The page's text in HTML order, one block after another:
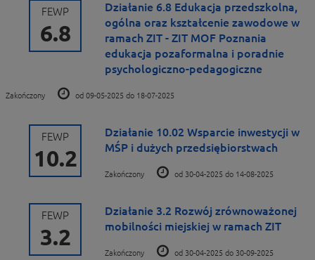
FEWP
6.8
Działanie 6.8 Edukacja przedszkolna,
ogólna oraz kształcenie zawodowe w
ramach ZIT - ZIT MOF Poznania
edukacja pozaformalna i poradnie
psychologiczno-pedagogiczne
Zakończony od 09-05-2025 do 18-07-2025
FEWP
10.2
Działanie 10.02 Wsparcie inwestycji w
MŚP i dużych przedsiębiorstwach
Zakończony od 30-04-2025 do 14-08-2025
FEWP
3.2
Działanie 3.2 Rozwój zrównoważonej
mobilności miejskiej w ramach ZIT
Zakończony od 30-04-2025 do 30-09-2025